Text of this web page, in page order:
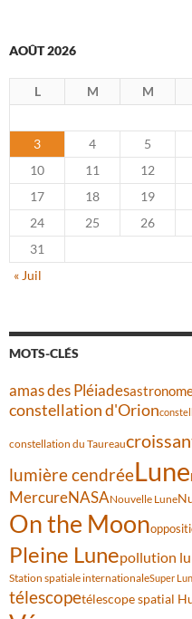
AOÛT 2026
L M M
3
4 5
10
11 12
17
18 19
24
25 26
31
« Juil
MOTS-CLÉS
amas des Pléiades
constellation d'Orion
constellation du Taureau
lumière cendréeLune
MercureNASANouvelle Lune
On the Moon
Pleine Lunepollution
Station spatiale internationaleSuper
télescopetélescope spatial